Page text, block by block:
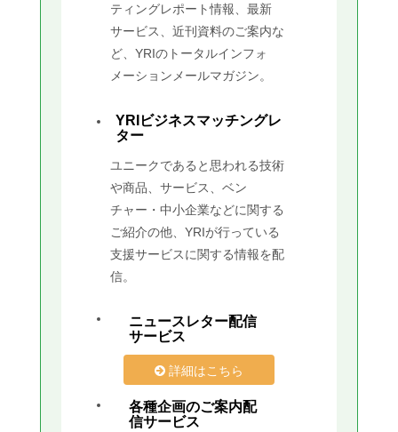
ティングレポート情報、最新
サービス、近刊資料のご案内な
ど、YRIのトータルインフォ
メーションメールマガジン。
YRIビジネスマッチングレ
ター
ユニークであると思われる技術
や商品、サービス、ベン
チャー・中小企業などに関する
ご紹介の他、YRIが行っている
支援サービスに関する情報を配
信。
ニュースレター配信
サービス
詳細はこちら
各種企画のご案内配
信サービス